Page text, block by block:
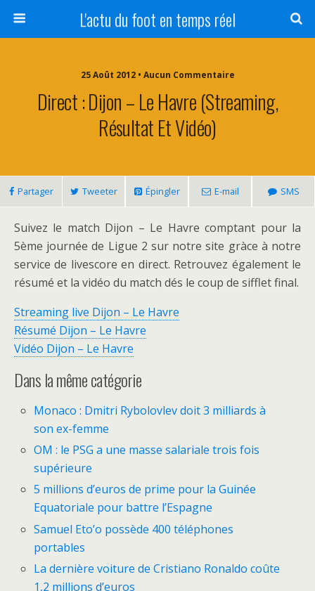
L'actu du foot en temps réel
25 Août 2012 • Aucun Commentaire
Direct : Dijon – Le Havre (streaming,
Résultat Et Vidéo)
Partager Tweeter Épingler E-mail SMS
Suivez le match Dijon – Le Havre comptant pour la
5ème journée de Ligue 2 sur notre site gràce à notre
service de livescore en direct. Retrouvez également le
résumé et la vidéo du match dés le coup de sifflet final.
Streaming live Dijon – Le Havre
Résumé Dijon – Le Havre
Vidéo Dijon – Le Havre
Dans la même catégorie
Monaco : Dmitri Rybolovlev doit 3 milliards à
son ex-femme
OM : le PSG a une masse salariale trois fois
supérieure
5 millions d’euros de prime pour la Guinée
Equatoriale pour battre l’Espagne
Samuel Eto’o possède 400 téléphones
portables
La dernière voiture de Cristiano Ronaldo coûte
1,2 millions d’euros